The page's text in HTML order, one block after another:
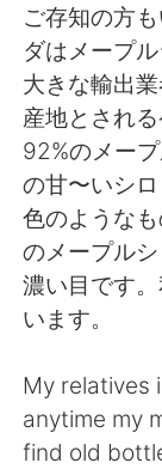
ご存知の方
ダはメープ
大きな輸出
産地とされ
92%のメー
の甘〜いシ
色のような
のメープル
濃い目です
います。
My relatives
anytime my
find old